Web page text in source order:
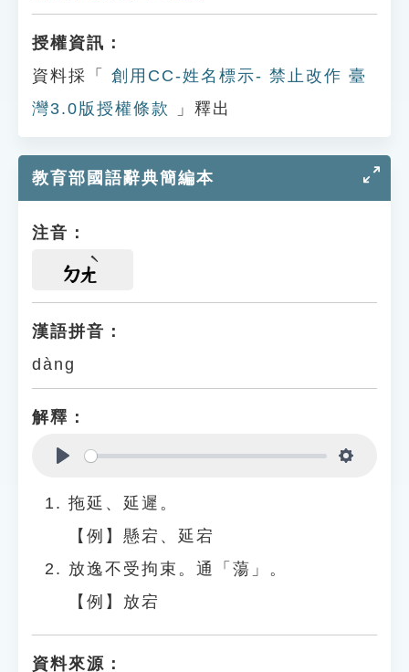
授權資訊：
資料採「
創用CC-姓名標示- 禁止改作 臺
灣3.0版授權條款
」釋出
教育部國語辭典簡編本
注音：
ㄉㄤ
漢語拼音：
dàng
解釋：
拖延、延遲。
【例】懸宕、延宕
放逸不受拘束。通「蕩」。
【例】放宕
資料來源：